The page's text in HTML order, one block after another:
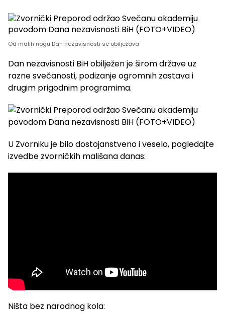
Od malih nogu Dan nezavisnosti se obilježava
Dan nezavisnosti BiH obilježen je širom države uz
razne svečanosti, podizanje ogromnih zastava i
drugim prigodnim programima.
U Zvorniku je bilo dostojanstveno i veselo, pogledajte
izvedbe zvorničkih mališana danas:
Ništa bez narodnog kola: